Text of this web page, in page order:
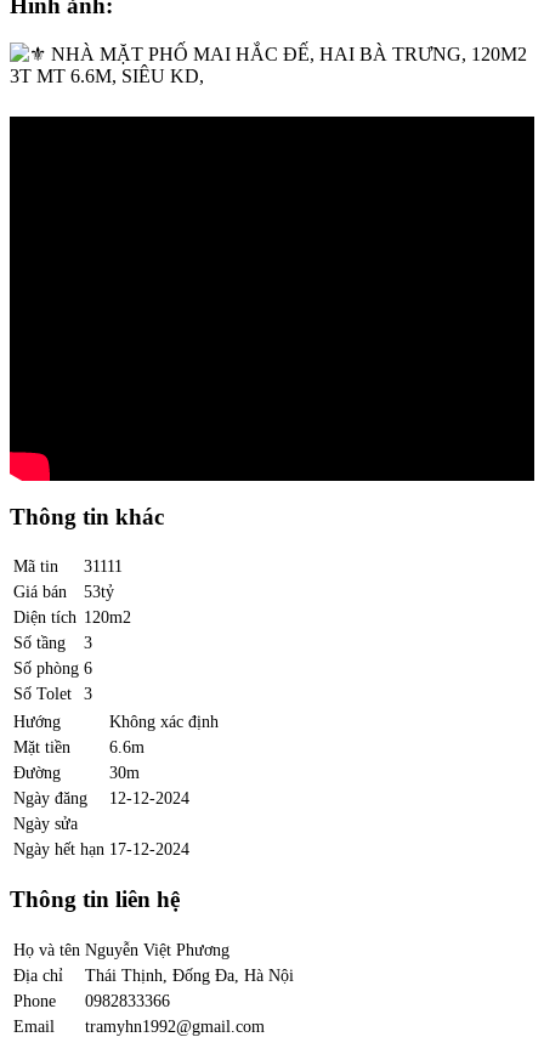
Hình ảnh:
Thông tin khác
Mã tin
31111
Giá bán
53tỷ
Diện tích 120m2
Số tầng
3
Số phòng 6
Số Tolet
3
Hướng
Không xác định
Mặt tiền
6.6m
Đường
30m
Ngày đăng
12-12-2024
Ngày sửa
Ngày hết hạn 17-12-2024
Thông tin liên hệ
Họ và tên Nguyễn Việt Phương
Địa chỉ
Thái Thịnh, Đống Đa, Hà Nội
Phone
0982833366
Email
tramyhn1992@gmail.com